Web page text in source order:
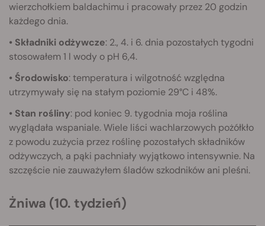
wierzchołkiem baldachimu i pracowały przez 20 godzin
każdego dnia.
• Składniki odżywcze: 2., 4. i 6. dnia pozostałych tygodni
stosowałem 1 l wody o pH 6,4.
• Środowisko: temperatura i wilgotność względna
utrzymywały się na stałym poziomie 29°C i 48%.
• Stan rośliny: pod koniec 9. tygodnia moja roślina
wyglądała wspaniale. Wiele liści wachlarzowych pożółkło
z powodu zużycia przez roślinę pozostałych składników
odżywczych, a pąki pachniały wyjątkowo intensywnie. Na
szczęście nie zauważyłem śladów szkodników ani pleśni.
Żniwa (10. tydzień)